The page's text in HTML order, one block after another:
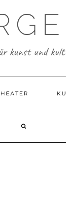
kunst und